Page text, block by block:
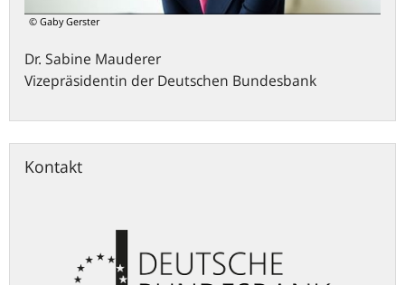
© Gaby Gerster
Dr. Sabine Mauderer
Vizepräsidentin der Deutschen Bundesbank
Kontakt